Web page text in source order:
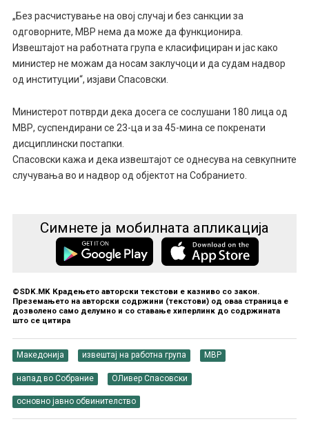
„Без расчистување на овој случај и без санкции за
одговорните, МВР нема да може да функционира.
Извештајот на работната група е класифициран и јас како
министер не можам да носам заклучоци и да судам надвор
од институции“, изјави Спасовски.
Министерот потврди дека досега се сослушани 180 лица од
МВР, суспендирани се 23-ца и за 45-мина се покренати
дисциплински постапки.
Спасовски кажа и дека извештајот се однесува на севкупните
случувања во и надвор од објектот на Собранието.
Симнете ја мобилната апликација
©SDK.MK Крадењето авторски текстови е казниво со закон.
Преземањето на авторски содржини (текстови) од оваа страница е
дозволено само делумно и со ставање хиперлинк до содржината
што се цитира
Македонија извештај на работна група МВР
напад во Собрание ОЛивер Спасовски
основно јавно обвинителство